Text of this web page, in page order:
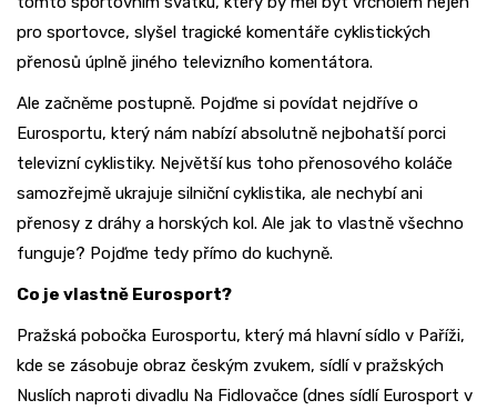
pro sportovce, slyšel tragické komentáře cyklistických
přenosů úplně jiného televizního komentátora.
Ale začněme postupně. Pojďme si povídat nejdříve o
Eurosportu, který nám nabízí absolutně nejbohatší porci
televizní cyklistiky. Největší kus toho přenosového koláče
samozřejmě ukrajuje silniční cyklistika, ale nechybí ani
přenosy z dráhy a horských kol. Ale jak to vlastně všechno
funguje? Pojďme tedy přímo do kuchyně.
Co je vlastně Eurosport?
Pražská pobočka Eurosportu, který má hlavní sídlo v Paříži,
kde se zásobuje obraz českým zvukem, sídlí v pražských
Nuslích naproti divadlu Na Fidlovačce (dnes sídlí Eurosport v